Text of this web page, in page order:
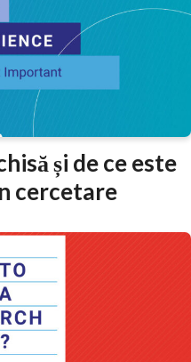
și de ce este
cercetare